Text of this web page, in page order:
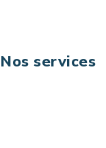
Nos services